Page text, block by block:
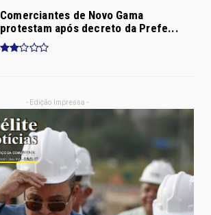
Comerciantes de Novo Gama
protestam após decreto da Prefe...
- Edição Impressa -